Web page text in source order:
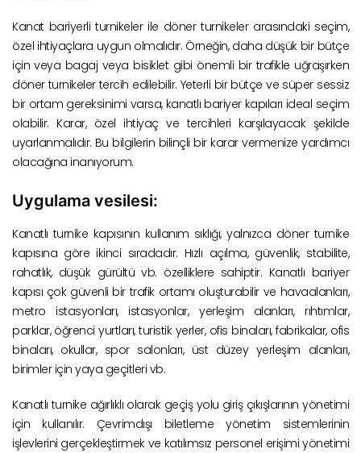
Kanat bariyerli turnikeler ile döner turnikeler arasındaki seçim,
özel ihtiyaçlara uygun olmalıdır. Örneğin, daha düşük bir bütçe
için veya bagaj veya bisiklet gibi önemli bir trafikle uğraşırken
döner turnikeler tercih edilebilir. Yeterli bir bütçe ve süper sessiz
bir ortam gereksinimi varsa, kanatlı bariyer kapıları ideal seçim
olabilir. Karar, özel ihtiyaç ve tercihleri karşılayacak şekilde
uyarlanmalıdır. Bu bilgilerin bilinçli bir karar vermenize yardımcı
olacağına inanıyorum.
Uygulama vesilesi:
Kanatlı turnike kapısının kullanım sıklığı, yalnızca döner turnike
kapısına göre ikinci sıradadır. Hızlı açılma, güvenlik, stabilite,
rahatlık, düşük gürültü vb. özelliklere sahiptir. Kanatlı bariyer
kapısı çok güvenli bir trafik ortamı oluşturabilir ve havaalanları,
metro istasyonları, istasyonlar, yerleşim alanları, rıhtımlar,
parklar, öğrenci yurtları, turistik yerler, ofis binaları, fabrikalar, ofis
binaları, okullar, spor salonları, üst düzey yerleşim alanları,
birimler için yaya geçitleri vb.
Kanatlı turnike ağırlıklı olarak geçiş yolu giriş çıkışlarının yönetimi
için kullanılır. Çevrimdışı biletleme yönetim sistemlerinin
işlevlerini gerçekleştirmek ve katılımsız personel erişimi yönetimi